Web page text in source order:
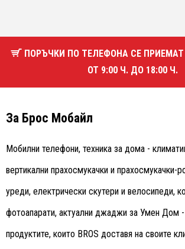
ПОРЪЧКИ ПО ТЕЛЕФОНА СЕ
ОТ 9:00 Ч. ДО 18:00 Ч.
За Брос Мобайл
Мобилни телефони, техника за дома -
вертикални прахосмукачки и прахосмукачки-
уреди, електрически скутери и велосипеди,
фотоапарати, актуални джаджи за Умен Дом -
продуктите, които BROS доставя на своите